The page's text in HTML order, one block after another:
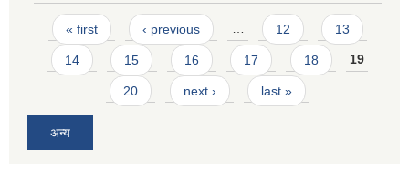
Pages
« first ‹ previous … 12 13
14 15 16 17 18 19
20 next › last »
अन्य